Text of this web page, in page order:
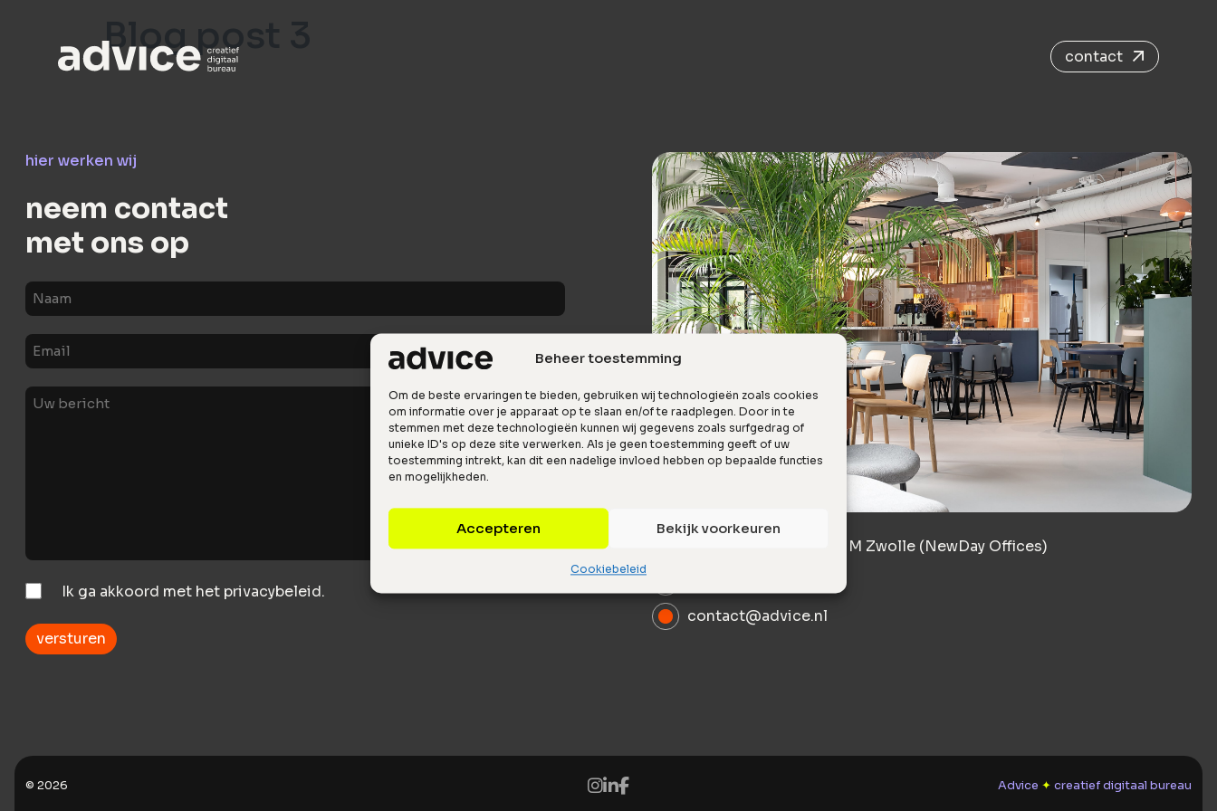
Beheer toestemming
Om de beste ervaringen te bieden, gebruiken wij technologieën zoals cookies
om informatie over je apparaat op te slaan en/of te raadplegen. Door in te
stemmen met deze technologieën kunnen wij gegevens zoals surfgedrag of
unieke ID's op deze site verwerken. Als je geen toestemming geeft of uw
toestemming intrekt, kan dit een nadelige invloed hebben op bepaalde functies
en mogelijkheden.
Accepteren Bekijk voorkeuren
Cookiebeleid
contact
Blog post 3
hier werken wij
neem contact
met ons op
Naam
E-
mail
Uw
Instemming
Ik ga akkoord met het privacybeleid.
Hanzelaan 351, 8017 JM Zwolle (NewDay Offices)
contact@advice.nl
© 2026 Advice ✦ creatief digitaal bureau